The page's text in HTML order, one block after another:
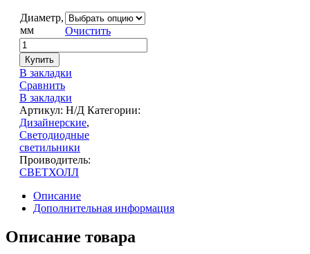
Диаметр,
мм
Очистить
Купить
В закладки
Сравнить
В закладки
Артикул: Н/Д Категории:
Дизайнерские,
Светодиодные
светильники
Проиводитель:
СВЕТХОЛЛ
Описание
Дополнительная информация
Описание товара